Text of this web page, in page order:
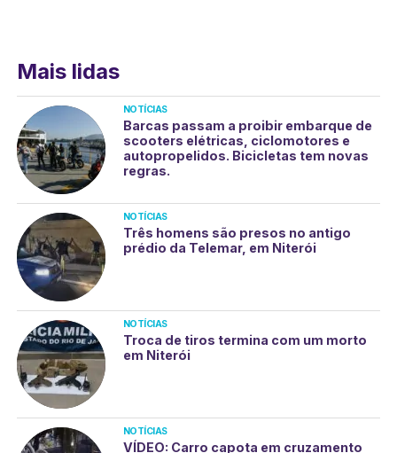
Mais lidas
NOTÍCIAS
Barcas passam a proibir embarque de
scooters elétricas, ciclomotores e
autopropelidos. Bicicletas tem novas
regras.
NOTÍCIAS
Três homens são presos no antigo
prédio da Telemar, em Niterói
NOTÍCIAS
Troca de tiros termina com um morto
em Niterói
NOTÍCIAS
VÍDEO: Carro capota em cruzamento